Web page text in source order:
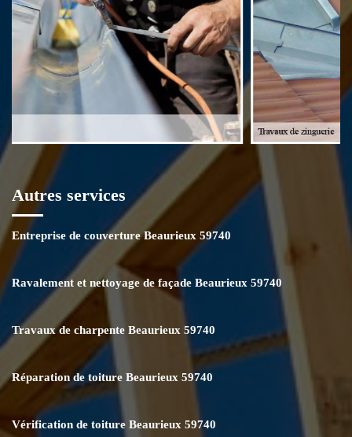
Autres services
Entreprise de couverture Beaurieux 59740
Ravalement et nettoyage de façade Beaurieux 59740
Travaux de charpente Beaurieux 59740
Réparation de toiture Beaurieux 59740
Vérification de toiture Beaurieux 59740